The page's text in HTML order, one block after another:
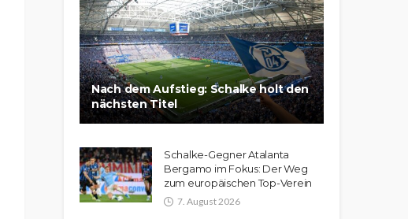
Nach dem Aufstieg: Schalke holt den
nächsten Titel
Schalke-Gegner Atalanta
Bergamo im Fokus: Der Weg
zum europäischen Top-Verein
7. August 2026